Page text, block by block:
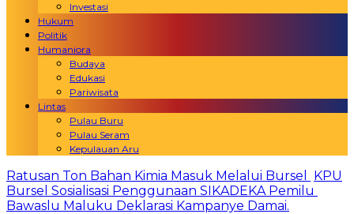
Investasi
Hukum
Politik
Humaniora
Budaya
Edukasi
Pariwisata
Lintas
Pulau Buru
Pulau Seram
Kepulauan Aru
Ratusan Ton Bahan Kimia Masuk Melalui Bursel
KPU
Bursel Sosialisasi Penggunaan SIKADEKA Pemilu
Bawaslu Maluku Deklarasi Kampanye Damai.